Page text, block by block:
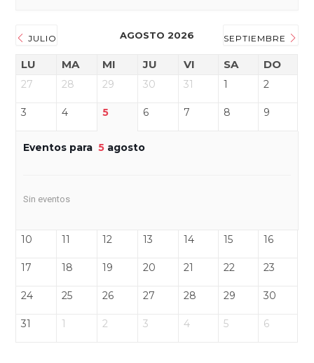
JULIO AGOSTO 2026 SEPTIEMBRE
LU MA MI JU VI SA DO
27 28 29 30 31 1 2
3 4 5 6 7 8 9
Eventos para 5 agosto
Sin eventos
10 11 12 13 14 15 16
17 18 19 20 21 22 23
24 25 26 27 28 29 30
31 1 2 3 4 5 6